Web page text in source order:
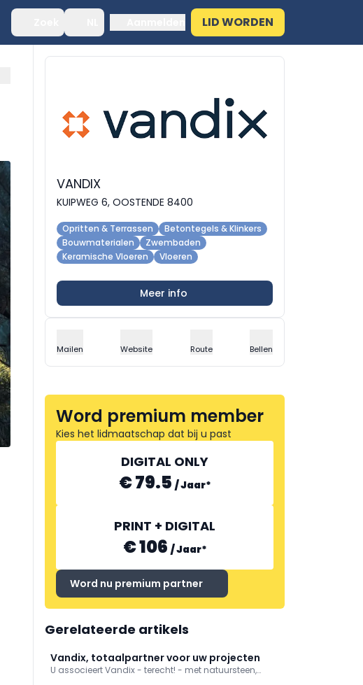
LID WORDEN
VANDIX
KUIPWEG 6, OOSTENDE 8400
Opritten & Terrassen
Betontegels & Klinkers
Bouwmaterialen
Zwembaden
Keramische Vloeren
Vloeren
Meer info
Mailen Website Route Bellen
Word premium member
Kies het lidmaatschap dat bij u past
DIGITAL ONLY
€ 79.5 /Jaar*
PRINT + DIGITAL
€ 106 /Jaar*
Word nu premium partner
Gerelateerde artikels
Vandix, totaalpartner voor uw projecten
U associeert Vandix - terecht! - met natuursteen,